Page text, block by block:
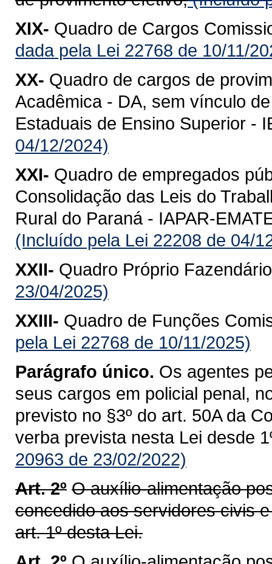
XIX- Quadro de Cargos
dada pela Lei 22768 de 10/11/
XX- Quadro de cargos de
Acadêmica - DA, sem vínculo
Estaduais de Ensino Superior -
04/12/2024)
XXI- Quadro de empregados
Consolidação das Leis do
Rural do Paraná - IAPAR-
(Incluído pela Lei 22208 de 04/
XXII- Quadro Próprio
23/04/2025)
XXIII- Quadro de Funções
pela Lei 22768 de 10/11/2025)
Parágrafo único. Os agentes
seus cargos em policial penal,
previsto no §3º do art. 50A da
verba prevista nesta Lei desde
20963 de 23/02/2022)
Art. 2º O auxílio-alimentação
concedido aos servidores civis
art. 1º desta Lei.